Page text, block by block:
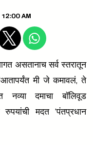
AM
असतानाच सर्व स्तरातून
मी जे कमावलं, ते
नव्या दमाचा बॉलिवूड
मदत ‘पंतप्रधान